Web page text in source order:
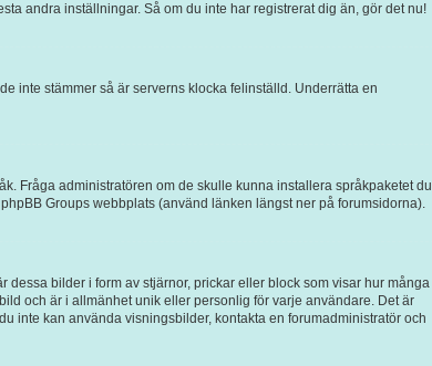
andra inställningar. Så om du inte har registrerat dig än, gör det nu!
inte stämmer så är serverns klocka felinställd. Underrätta en
Fråga administratören om de skulle kunna installera språkpaketet du
Groups webbplats (använd länken längst ner på forumsidorna).
bilder i form av stjärnor, prickar eller block som visar hur många
och är i allmänhet unik eller personlig för varje användare. Det är
inte kan använda visningsbilder, kontakta en forumadministratör och